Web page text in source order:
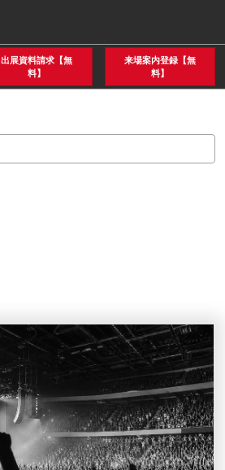
出展資料請求【無
料】
来場案内登録【無
料】